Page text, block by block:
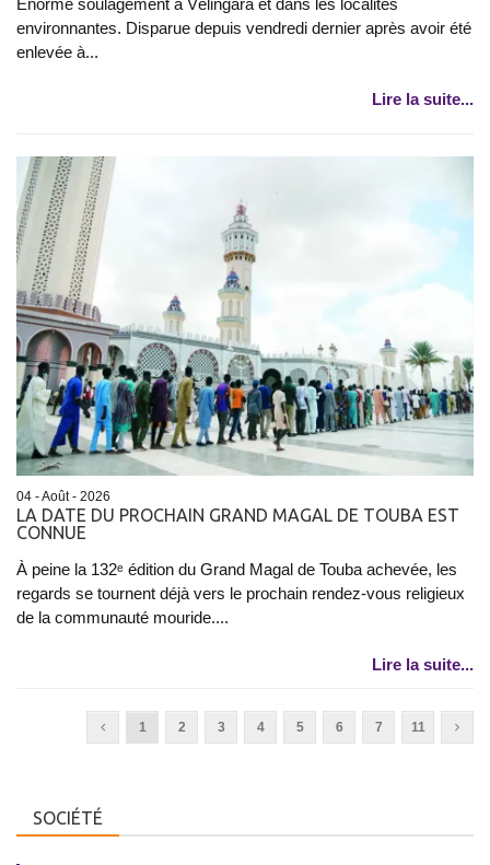
environnantes. Disparue depuis vendredi dernier après avoir été
enlevée à...
Lire la suite...
04 - Août - 2026
LA DATE DU PROCHAIN GRAND MAGAL DE TOUBA EST
CONNUE
À peine la 132ᵉ édition du Grand Magal de Touba achevée, les
regards se tournent déjà vers le prochain rendez-vous religieux
de la communauté mouride....
Lire la suite...
1 2 3 4 5 6 7 11
SOCIÉTÉ